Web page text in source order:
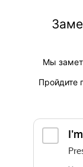
Мы
Пройдите